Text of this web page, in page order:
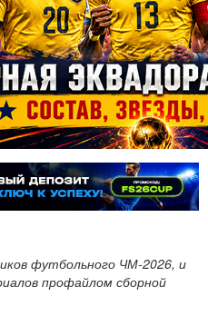
футбольного ЧМ-2026, и
профайлом сборной